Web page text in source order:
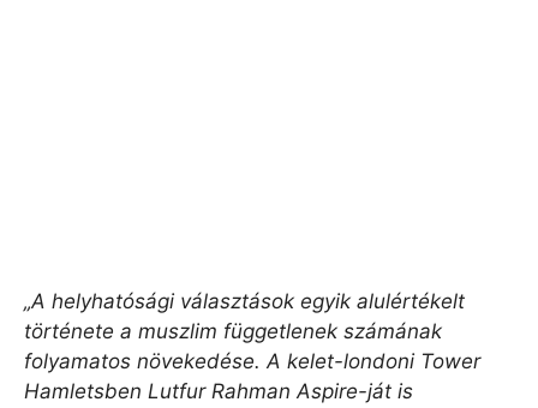
„A helyhatósági választások egyik alulértékelt
története a muszlim függetlenek számának
folyamatos növekedése. A kelet-londoni Tower
Hamletsben Lutfur Rahman Aspire-ját is